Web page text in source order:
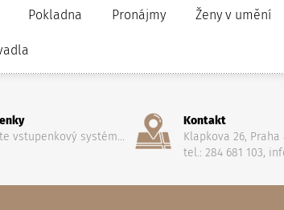
Pokladna Pronájmy Ženy v umění
vstupenkový systém...
Kontakt
Klapkova 26,
tel.: 284 681 103,